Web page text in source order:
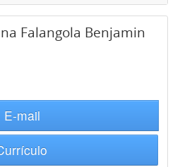
Falangola Benjamin
E-mail